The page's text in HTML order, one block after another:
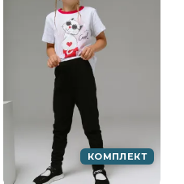
КОМПЛЕКТ